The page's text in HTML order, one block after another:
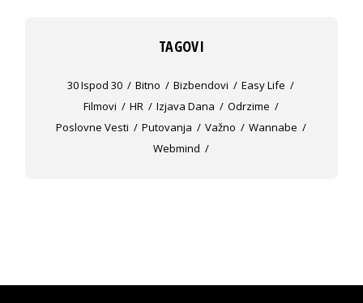
TAGOVI
30 Ispod 30 Bitno Bizbendovi
Easy Life
Filmovi
HR Izjava Dana
Odrzime
Poslovne Vesti
Putovanja Važno
Wannabe
Webmind